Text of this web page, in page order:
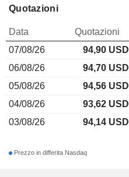
Quotazioni
Data Quotazioni
07/08/26
94,90 USD
06/08/26
94,70 USD
05/08/26
94,56 USD
04/08/26
93,62 USD
03/08/26
94,14 USD
Prezzo in differita Nasdaq